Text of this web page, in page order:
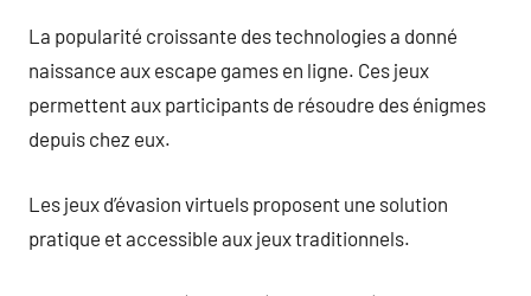
La popularité croissante des technologies a donné
naissance aux escape games en ligne. Ces jeux
permettent aux participants de résoudre des énigmes
depuis chez eux.
Les jeux d’évasion virtuels proposent une solution
pratique et accessible aux jeux traditionnels.